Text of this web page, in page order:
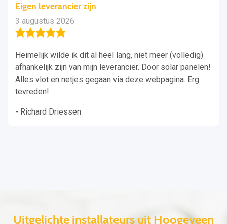
Eigen leverancier zijn
3 augustus 2026
Heimelijk wilde ik dit al heel lang, niet meer (volledig)
afhankelijk zijn van mijn leverancier. Door solar panelen!
Alles vlot en netjes gegaan via deze webpagina. Erg
tevreden!
- Richard Driessen
Uitgelichte installateurs uit Hoogeveen